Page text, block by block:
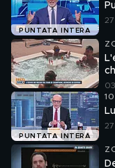
PUNTATA INTERA
PUNTATA INTERA